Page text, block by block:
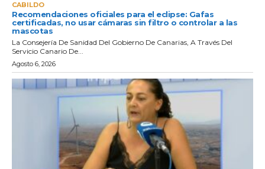
CABILDO
Recomendaciones oficiales para el eclipse: Gafas
certificadas, no usar cámaras sin filtro o controlar a las
mascotas
La Consejería De Sanidad Del Gobierno De Canarias, A Través Del
Servicio Canario De...
Agosto 6, 2026